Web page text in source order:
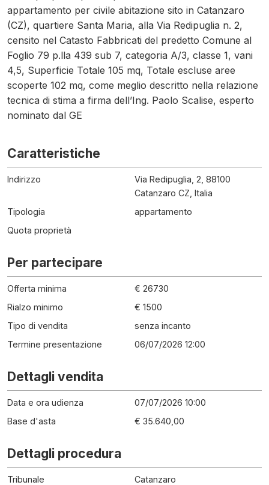
appartamento per civile abitazione sito in Catanzaro
(CZ), quartiere Santa Maria, alla Via Redipuglia n. 2,
censito nel Catasto Fabbricati del predetto Comune al
Foglio 79 p.lla 439 sub 7, categoria A/3, classe 1, vani
4,5, Superficie Totale 105 mq, Totale escluse aree
scoperte 102 mq, come meglio descritto nella relazione
tecnica di stima a firma dell’Ing. Paolo Scalise, esperto
nominato dal GE
Caratteristiche
Indirizzo
Via Redipuglia, 2, 88100
Catanzaro CZ, Italia
Tipologia
appartamento
Quota proprietà
Per partecipare
Offerta minima
€ 26730
Rialzo minimo
€ 1500
Tipo di vendita
senza incanto
Termine presentazione
06/07/2026 12:00
Dettagli vendita
Data e ora udienza
07/07/2026 10:00
Base d'asta
€ 35.640,00
Dettagli procedura
Tribunale
Catanzaro